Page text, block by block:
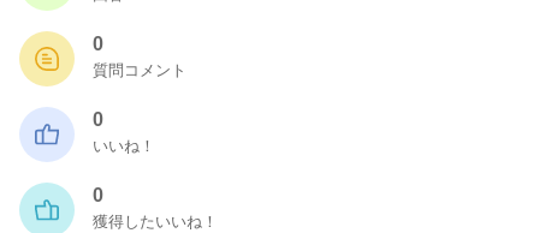
0
質問コメント
0
いいね！
0
獲得したいいね！